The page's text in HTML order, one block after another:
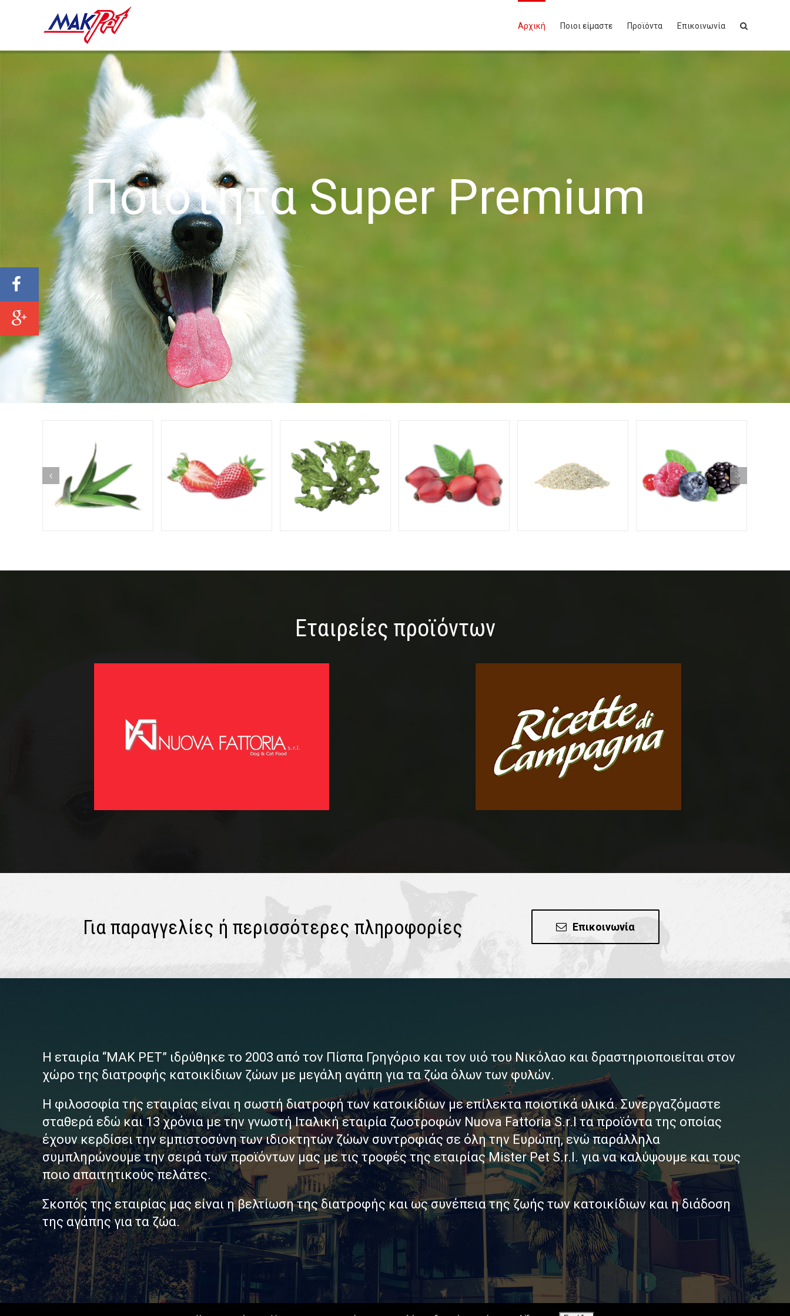
Αρχική Ποιοι είμαστε Προϊόντα Επικοινωνία
Ποιότητα Super Premium
Εταιρείες προϊόντων
Για παραγγελίες ή περισσότερες πληροφορίες Επικοινωνία
Η εταιρία “MAK PET” ιδρύθηκε το 2003 από τον Πίσπα Γρηγόριο και τον υιό του Νικόλαο και δραστηριοποιείται στον
χώρο της διατροφής κατοικίδιων ζώων με μεγάλη αγάπη για τα ζώα όλων των φυλών.
Η φιλοσοφία της εταιρίας είναι η σωστή διατροφή των κατοικίδιων με επίλεκτα ποιοτικά υλικά. Συνεργαζόμαστε
σταθερά εδώ και 13 χρόνια με την γνωστή Ιταλική εταιρία ζωοτροφών Nuova Fattoria S.r.l τα προϊόντα της οποίας
έχουν κερδίσει την εμπιστοσύνη των ιδιοκτητών ζώων συντροφιάς σε όλη την Ευρώπη, ενώ παράλληλα
συμπληρώνουμε την σειρά των προϊόντων μας με τις τροφές της εταιρίας Mister Pet S.r.l. για να καλύψουμε και τους
ποιο απαιτητικούς πελάτες.
Σκοπός της εταιρίας μας είναι η βελτίωση της διατροφής και ως συνέπεια της ζωής των κατοικίδιων και η διάδοση
της αγάπης για τα ζώα.